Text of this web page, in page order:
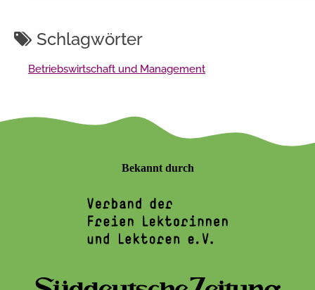
Schlagwörter
Betriebswirtschaft und Management
Bekannt durch